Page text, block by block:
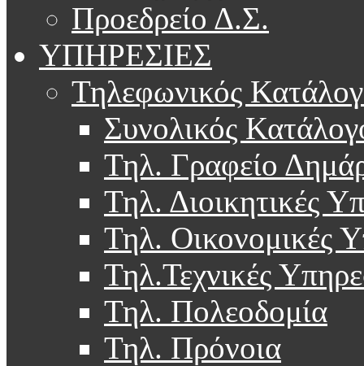
Προεδρείο Δ.Σ.
ΥΠΗΡΕΣΙΕΣ
Τηλεφωνικός
Συνολικός
Τηλ. Γραφείο
Τηλ. Διοικητικές
Τηλ. Οικονομικές
Τηλ.Τεχνικές
Τηλ. Πολεοδομία
Τηλ. Πρόνοια